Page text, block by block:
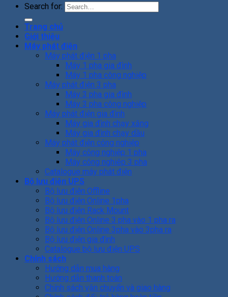
Search for:
Trang chủ
Giới thiệu
Máy phát điện
Máy phát điện 1 pha
Máy 1 pha gia đình
Máy 1 pha công nghiệp
Máy phát điện 3 pha
Máy 3 pha gia đình
Máy 3 pha công nghiệp
Máy phát điện gia đình
Máy gia đình chạy xăng
Máy gia đình chạy dầu
Máy phát điện công nghiệp
Máy công nghiệp 1 pha
Máy công nghiêp 3 pha
Catalogue máy phát điện
Bộ lưu điện UPS
Bộ lưu điện Offline
Bộ lưu điện Online 1pha
Bộ lưu điện Rack Mount
Bộ lưu điện Online 3 pha vào 1 pha ra
Bộ lưu điện Online 3pha vào 3pha ra
Bộ lưu điện gia đình
Catalogue bộ lưu điện UPS
Chính sách
Hướng dẫn mua hàng
Hướng dẫn thanh toán
Chính sách vận chuyển và giao hàng